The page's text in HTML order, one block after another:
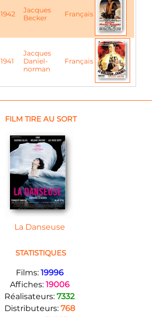
1942
Jacques
Becker
Français
1941
Jacques
Daniel-
norman
Français
FILM TIRE AU SORT
La Danseuse
STATISTIQUES
Films: 19996
Affiches: 19006
Réalisateurs: 7332
Distributeurs: 768